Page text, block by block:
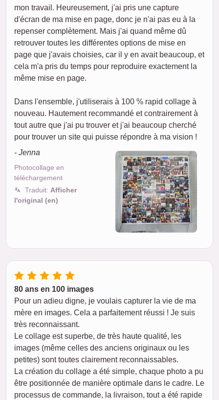
mon travail. Heureusement, j'ai pris une capture
d'écran de ma mise en page, donc je n'ai pas eu à la
repenser complètement. Mais j'ai quand même dû
retrouver toutes les différentes options de mise en
page que j'avais choisies, car il y en avait beaucoup, et
cela m'a pris du temps pour reproduire exactement la
même mise en page.
Dans l'ensemble, j'utiliserais à 100 % rapid collage à
nouveau. Hautement recommandé et contrairement à
tout autre que j'ai pu trouver et j'ai beaucoup cherché
pour trouver un site qui puisse répondre à ma vision !
- Jenna
Photocollage en
téléchargement
Traduit: Afficher
l'original (en)
80 ans en 100 images
Pour un adieu digne, je voulais capturer la vie de ma
mère en images. Cela a parfaitement réussi ! Je suis
très reconnaissant.
Le collage est superbe, de très haute qualité, les
images (même celles des anciens originaux ou les
petites) sont toutes clairement reconnaissables.
La création du collage a été simple, chaque photo a pu
être positionnée de manière optimale dans le cadre. Le
processus de commande, la livraison, tout a été rapide